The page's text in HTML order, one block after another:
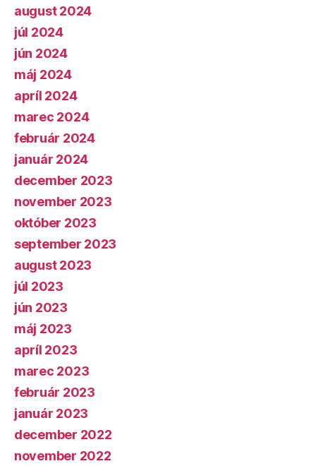
august 2024
júl 2024
jún 2024
máj 2024
apríl 2024
marec 2024
február 2024
január 2024
december 2023
november 2023
október 2023
september 2023
august 2023
júl 2023
jún 2023
máj 2023
apríl 2023
marec 2023
február 2023
január 2023
december 2022
november 2022